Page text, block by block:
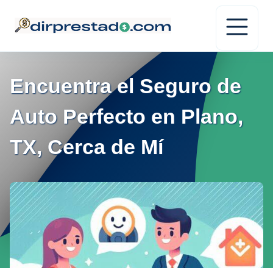
Encuentra el Seguro de
Auto Perfecto en Plano,
TX, Cerca de Mí